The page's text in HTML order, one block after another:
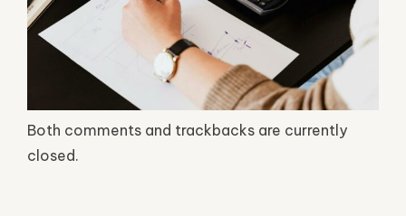
Both comments and trackbacks are currently
closed.